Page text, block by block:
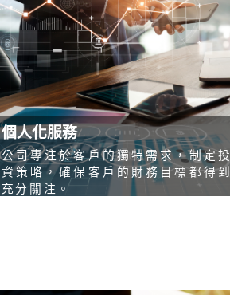
個人化服務
公司專注於客戶的獨特需求，制定投
資策略，確保客戶的財務目標都得到
充分關注。